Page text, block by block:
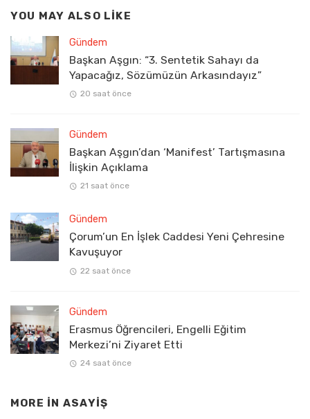
YOU MAY ALSO LIKE
Gündem
Başkan Aşgın: “3. Sentetik Sahayı da
Yapacağız, Sözümüzün Arkasındayız”
20 saat önce
Gündem
Başkan Aşgın’dan ‘Manifest’ Tartışmasına
İlişkin Açıklama
21 saat önce
Gündem
Çorum’un En İşlek Caddesi Yeni Çehresine
Kavuşuyor
22 saat önce
Gündem
Erasmus Öğrencileri, Engelli Eğitim
Merkezi’ni Ziyaret Etti
24 saat önce
MORE IN ASAYIŞ